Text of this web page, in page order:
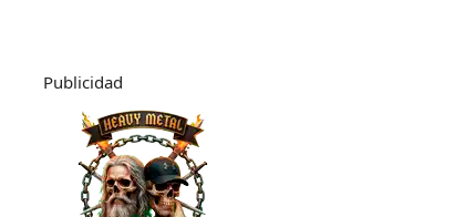
Publicidad